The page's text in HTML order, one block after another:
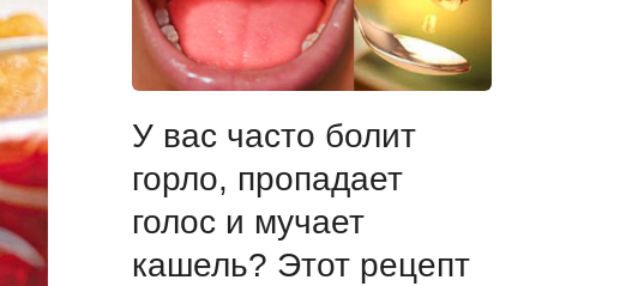
У вас часто болит
горло, пропадает
голос и мучает
кашель? Этот рецепт